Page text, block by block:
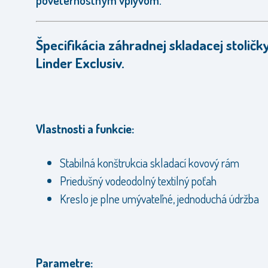
Špecifikácia záhradnej skladacej
Linder Exclusiv.
Vlastnosti a funkcie:
Stabilná konštrukcia skladací kovový rám
Priedušný vodeodolný textilný poťah
Kreslo je plne umývateľné, jednoduchá údržba
Parametre: